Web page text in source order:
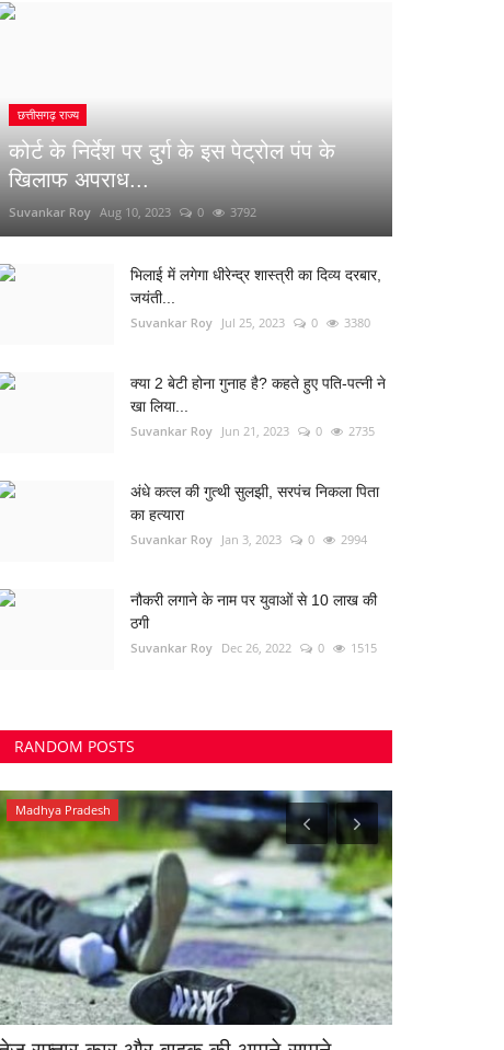
छत्तीसगढ़ राज्य
कोर्ट के निर्देश पर दुर्ग के इस पेट्रोल पंप के
खिलाफ अपराध...
Suvankar Roy Aug 10, 2023 0 3792
भिलाई में लगेगा धीरेन्द्र शास्त्री का दिव्य दरबार,
जयंती...
Suvankar Roy Jul 25, 2023 0 3380
क्या 2 बेटी होना गुनाह है? कहते हुए पति-पत्नी ने
खा लिया...
Suvankar Roy Jun 21, 2023 0 2735
अंधे कत्ल की गुत्थी सुलझी, सरपंच निकला पिता
का हत्यारा
Suvankar Roy Jan 3, 2023 0 2994
नौकरी लगाने के नाम पर युवाओं से 10 लाख की
ठगी
Suvankar Roy Dec 26, 2022 0 1515
RANDOM POSTS
Madhya Pradesh